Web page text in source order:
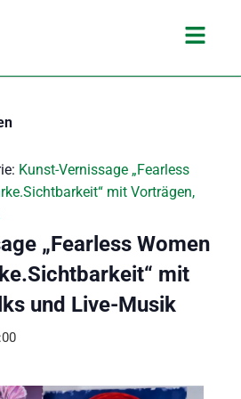
Main
Kunst-Vernissage „Fearless
mit Vorträgen,
„Fearless Women
mit
und Live-Musik